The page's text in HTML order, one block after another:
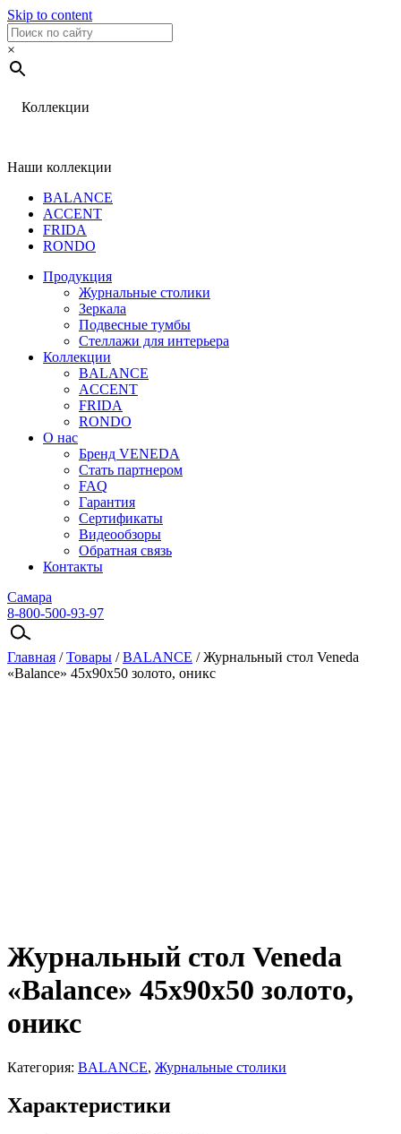
Skip to content
×
Коллекции
Наши коллекции
BALANCE
ACCENT
FRIDA
RONDO
Продукция
Журнальные столики
Зеркала
Подвесные тумбы
Стеллажи для интерьера
Коллекции
BALANCE
ACCENT
FRIDA
RONDO
О нас
Бренд VENEDA
Стать партнером
FAQ
Гарантия
Сертификаты
Видеообзоры
Обратная связь
Контакты
Самара
8-800-500-93-97
Главная /Товары /BALANCE /Журнальный стол Veneda
«Balance» 45х90х50 золото, оникс
Журнальный стол Veneda
«Balance» 45х90х50 золото,
оникс
Категория: BALANCE, Журнальные столики
Характеристики